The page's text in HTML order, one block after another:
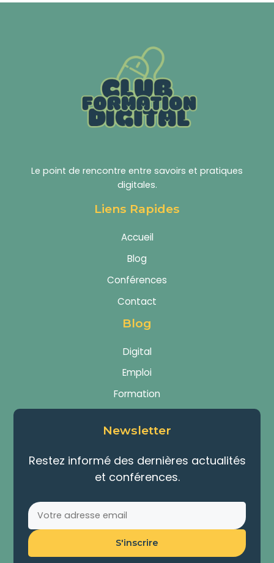
Le point de rencontre entre savoirs et pratiques
digitales.
Liens Rapides
Accueil
Blog
Conférences
Contact
Blog
Digital
Emploi
Formation
Newsletter
Restez informé des dernières actualités
et conférences.
S'inscrire